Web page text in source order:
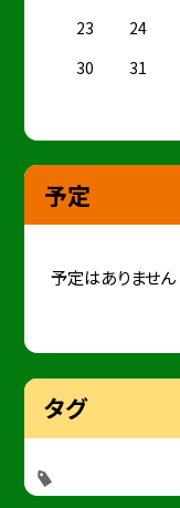
23
24
30
31
予定
予定はありません
タグ